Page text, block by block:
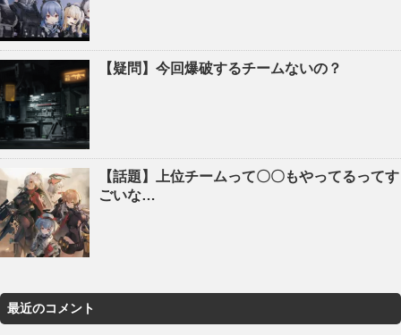
【疑問】今回爆破するチームないの？
【話題】上位チームって〇〇もやってるってす
ごいな…
最近のコメント